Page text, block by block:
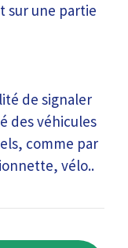
sur une partie
de signaler
des véhicules
comme par
vélo..